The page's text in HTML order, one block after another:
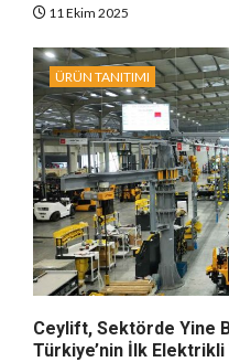
11 Ekim 2025
ÜRÜN TANITIMI
Ceylift, Sektörde Yine
Türkiye’nin İlk Elektrikli